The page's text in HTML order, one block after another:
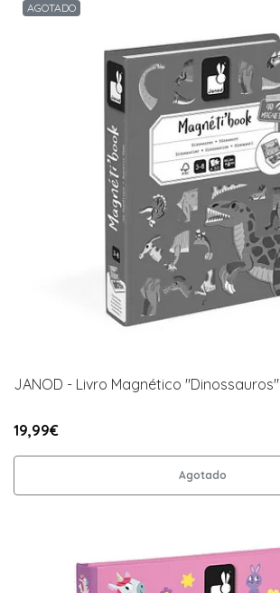
AGOTADO
JANOD - Livro Magnético "Dinossauros"
19,99€
Agotado